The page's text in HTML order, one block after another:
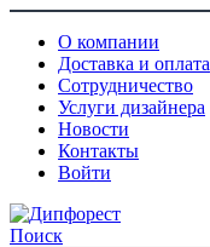
О компании
Доставка и оплата
Сотрудничество
Услуги дизайнера
Новости
Контакты
Войти
Поиск